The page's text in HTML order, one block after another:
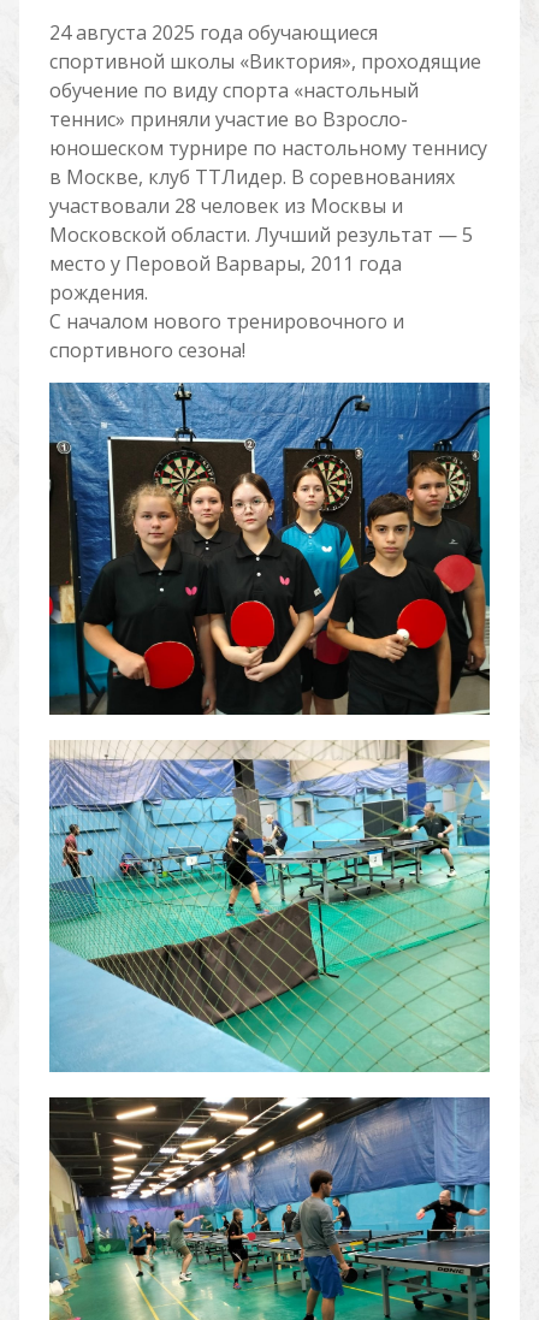
24 августа 2025 года обучающиеся
спортивной школы «Виктория», проходящие
обучение по виду спорта «настольный
теннис» приняли участие во Взросло-
юношеском турнире по настольному теннису
в Москве, клуб ТТЛидер. В соревнованиях
участвовали 28 человек из Москвы и
Московской области. Лучший результат — 5
место у Перовой Варвары, 2011 года
рождения.
С началом нового тренировочного и
спортивного сезона!